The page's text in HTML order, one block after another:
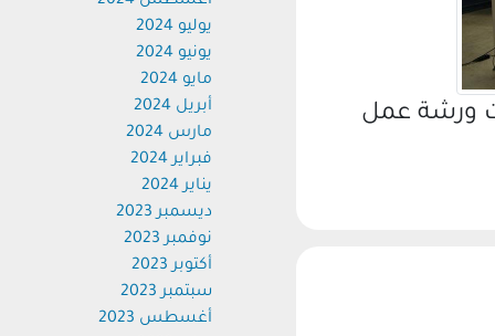
ورشة عمل
يوليو 2024
يونيو 2024
مايو 2024
أبريل 2024
مارس 2024
فبراير 2024
يناير 2024
ديسمبر 2023
نوفمبر 2023
أكتوبر 2023
سبتمبر 2023
أغسطس 2023